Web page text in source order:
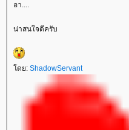
อา....
น่าสนใจดีครับ
ดย: ShadowServant